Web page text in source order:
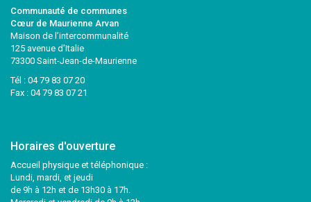
Communauté de communes
Cœur de Maurienne Arvan
Maison de l’intercommunalité
125 avenue d’Italie
73300 Saint-Jean-de-Maurienne
Tél : 04 79 83 07 20
Fax : 04 79 83 07 21
Horaires d'ouverture
Accueil physique et téléphonique :
Lundi, mardi, et jeudi
de 9h à 12h et de 13h30 à 17h.